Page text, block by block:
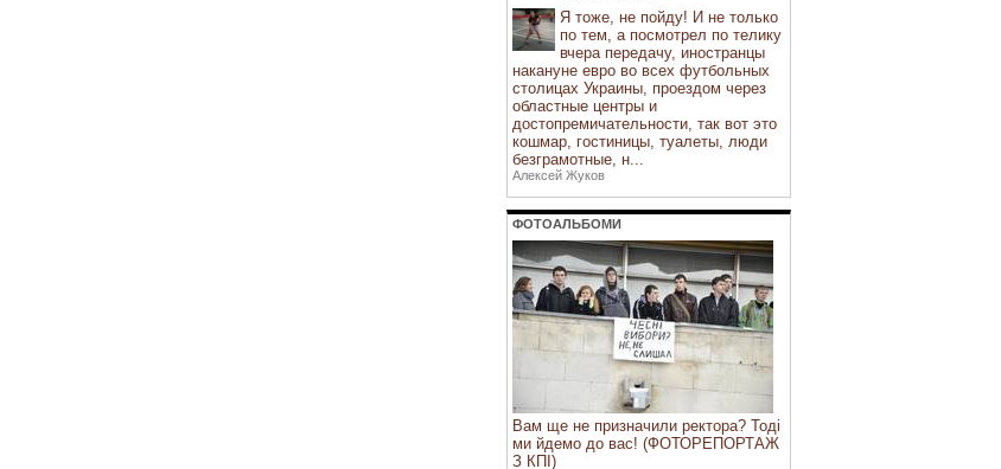
Я тоже, не пойду! И не только
по тем, а посмотрел по телику
вчера передачу, иностранцы
накануне евро во всех футбольных
столицах Украины, проездом через
областные центры и
достопремичательности, так вот это
кошмар, гостиницы, туалеты, люди
безграмотные, н...
Алексей Жуков
ФОТОАЛЬБОМИ
Вам ще не призначили ректора? Тоді
ми йдемо до вас! (ФОТОРЕПОРТАЖ
З КПІ)